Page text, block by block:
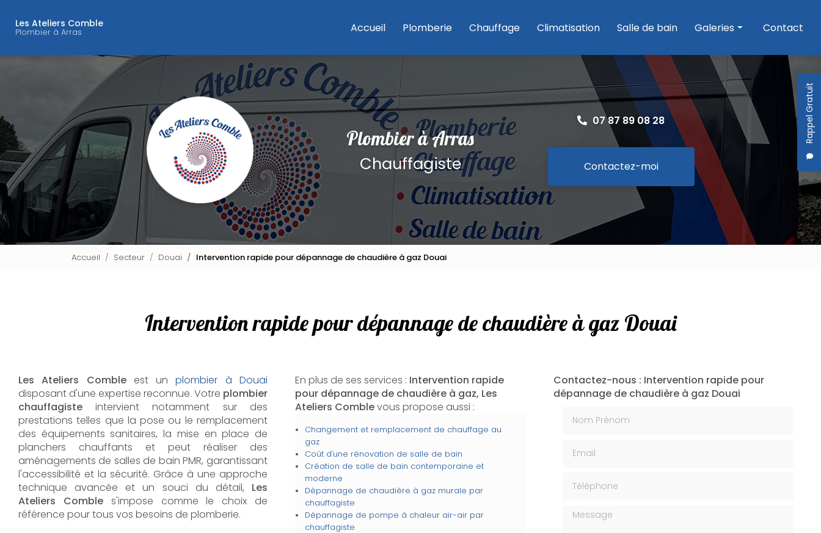
contenu
Les Ateliers Comble
Plombier à Arras
Rappel Gratuit
Accueil
Plomberie Chauffage Climatisation Salle de bain Galeries
Plomberie
Chauffage
Climatisation
Salle de bain
Contact
Plombier à Arras
Chauffagiste
07 87 89 08 28
Contactez-moi
Accueil Secteur Douai Intervention rapide pour dépannage de chaudière à gaz Douai
Intervention rapide pour dépannage de chaudière à gaz Douai
Les Ateliers Combleest unplombier à Douai
disposant d'une expertise reconnue. Votre plombier
chauffagiste intervient notamment sur des
prestations telles que la pose ou le remplacement
des équipements sanitaires, la mise en place de
planchers chauffants et peut réaliser des
aménagements de salles de bain PMR, garantissant
l'accessibilité et la sécurité. Grâce à une approche
technique avancée et un souci du détail, Les
Ateliers Combles'impose comme le choix de
référence pour tous vos besoins de plomberie.
En plus de ses services : Intervention rapide
pour dépannage de chaudière à gaz, Les
Ateliers Comblevous propose aussi :
Changement et remplacement de chauffage au
gaz
Coût d'une rénovation de salle de bain
Création de salle de bain contemporaine et
moderne
Dépannage de chaudière à gaz murale par
chauffagiste
Dépannage de pompe à chaleur air-air par
chauffagiste
Contactez-nous : Intervention rapide pour
dépannage de chaudière à gaz Douai
Message